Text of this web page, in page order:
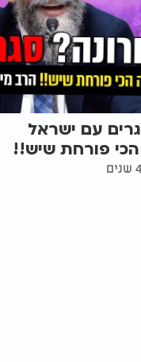
עם ישראל
פורחת שיש!!